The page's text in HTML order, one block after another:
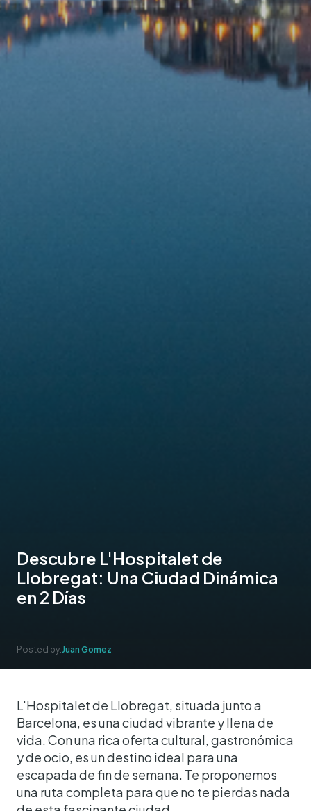
Descubre L'Hospitalet de
Llobregat: Una Ciudad Dinámica
en 2 Días
Posted by:Juan Gomez
L'Hospitalet de Llobregat, situada junto a
Barcelona, es una ciudad vibrante y llena de
vida. Con una rica oferta cultural, gastronómica
y de ocio, es un destino ideal para una
escapada de fin de semana. Te proponemos
una ruta completa para que no te pierdas nada